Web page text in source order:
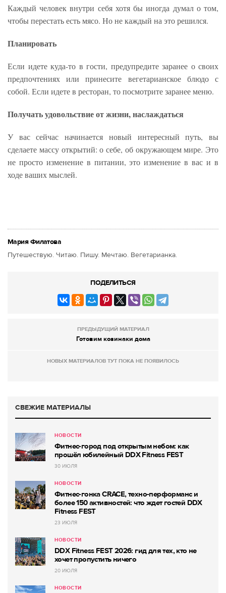
Каждый человек внутри себя хотя бы иногда думал о том,
чтобы перестать есть мясо. Но не каждый на это решился.
Планировать
Если идете куда-то в гости, предупредите заранее о своих
предпочтениях или принесите вегетарианское блюдо с
собой. Если идете в ресторан, то посмотрите заранее меню.
Получать удовольствие от жизни, наслаждаться
У вас сейчас начинается новый интересный путь, вы
сделаете массу открытий: о себе, об окружающем мире. Это
не просто изменение в питании, это изменение в вас и в
ходе ваших мыслей.
Мария Филатова
Путешествую. Читаю. Пишу. Мечтаю. Вегетарианка.
ПОДЕЛИТЬСЯ
ПРЕДЫДУЩИЙ МАТЕРИАЛ
Готовим козинаки дома
НОВЫХ МАТЕРИАЛОВ ТУТ ПОКА НЕ ПОЯВИЛОСЬ
СВЕЖИЕ МАТЕРИАЛЫ
НОВОСТИ
Фитнес-город под открытым небом: как
прошёл юбилейный DDX Fitness FEST
30 ИЮЛЯ
НОВОСТИ
Фитнес-гонка CRACE, техно-перформанс и
более 150 активностей: что ждет гостей DDX
Fitness FEST
23 ИЮЛЯ
НОВОСТИ
DDX Fitness FEST 2026: гид для тех, кто не
хочет пропустить ничего
20 ИЮЛЯ
НОВОСТИ